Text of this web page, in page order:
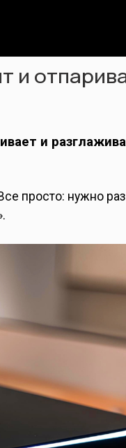
и
и
просто: нужно